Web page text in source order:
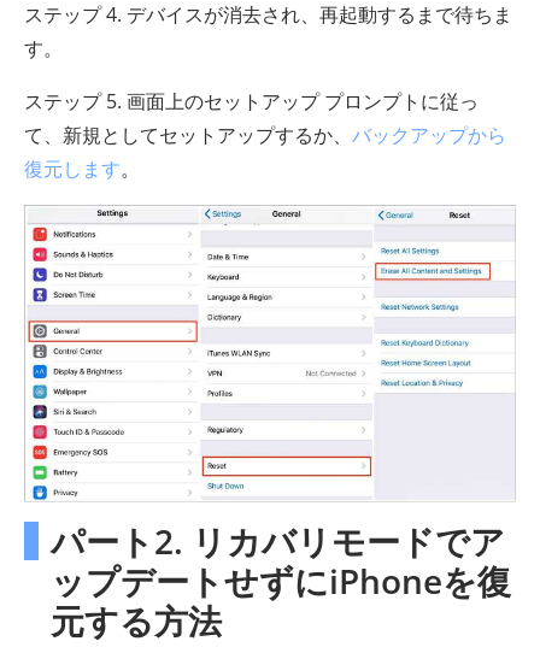
ステップ 4. デバイスが消去され、再起動するまで待ちま
す。
ステップ 5. 画面上のセットアップ プロンプトに従っ
て、新規としてセットアップするか、 バックアップから
復元します。
パート2. リカバリモードでア
ップデートせずにiPhoneを復
元する方法